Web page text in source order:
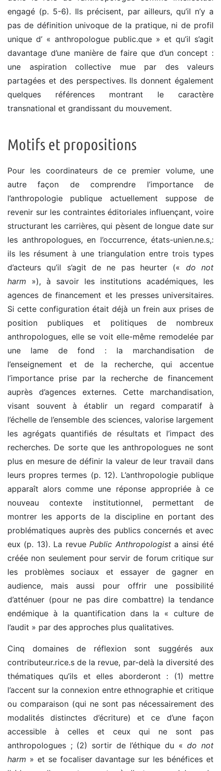
engagé (p. 5-6). Ils précisent, par ailleurs, qu’il n’y a
pas de définition univoque de la pratique, ni de profil
unique d’ « anthropologue public.que » et qu’il s’agit
davantage d’une manière de faire que d’un concept :
une aspiration collective mue par des valeurs
partagées et des perspectives. Ils donnent également
quelques références montrant le caractère
transnational et grandissant du mouvement.
Motifs et propositions
Pour les coordinateurs de ce premier volume, une
autre façon de comprendre l’importance de
l’anthropologie publique actuellement suppose de
revenir sur les contraintes éditoriales influençant, voire
structurant les carrières, qui pèsent de longue date sur
les anthropologues, en l’occurrence, états-unien.ne.s,:
ils les résument à une triangulation entre trois types
d’acteurs qu’il s’agit de ne pas heurter (« do not
harm »), à savoir les institutions académiques, les
agences de financement et les presses universitaires.
Si cette configuration était déjà un frein aux prises de
position publiques et politiques de nombreux
anthropologues, elle se voit elle-même remodelée par
une lame de fond : la marchandisation de
l’enseignement et de la recherche, qui accentue
l’importance prise par la recherche de financement
auprès d’agences externes. Cette marchandisation,
visant souvent à établir un regard comparatif à
l’échelle de l’ensemble des sciences, valorise largement
les agrégats quantifiés de résultats et l’impact des
recherches. De sorte que les anthropologues ne sont
plus en mesure de définir la valeur de leur travail dans
leurs propres termes (p. 12). L’anthropologie publique
apparaît alors comme une réponse appropriée à ce
nouveau contexte institutionnel, permettant de
montrer les apports de la discipline en portant des
problématiques auprès des publics concernés et avec
eux (p. 13). La revue Public Anthropologista ainsi été
créée non seulement pour servir de forum critique sur
les problèmes sociaux et essayer de gagner en
audience, mais aussi pour offrir une possibilité
d’atténuer (pour ne pas dire combattre) la tendance
endémique à la quantification dans la « culture de
l’audit » par des approches plus qualitatives.
Cinq domaines de réflexion sont suggérés aux
contributeur.rice.s de la revue, par-delà la diversité des
thématiques qu’ils et elles aborderont : (1) mettre
l’accent sur la connexion entre ethnographie et critique
ou comparaison (qui ne sont pas nécessairement des
modalités distinctes d’écriture) et ce d’une façon
accessible à celles et ceux qui ne sont pas
anthropologues ; (2) sortir de l’éthique du «do not
harm » et se focaliser davantage sur les bénéfices et